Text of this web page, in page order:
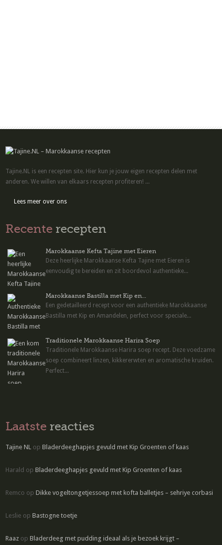
Tajine.NL is een recepten site. Hier kun je jouw eigen recepten delen met
anderen. We willen van elkaars recepten profiteren! ...
Lees meer over ons
Recente recepten
Marokkaanse Kefta Tajine met Eieren
Deze heerlijke Marokkaanse Kefta Tajine met Eieren is
eenvoudig te bereiden en zit boordevol authentieke...
Marokkaanse Bastilla met Kip en...
Een gedetailleerd recept voor een authentieke Marokkaanse
Bastilla met Kip en Amandelen, perfect voor speciale...
Traditionele Marokkaanse Harira Soep
Traditionele Marokkaanse Harira soep recept. Deze voedzame
soep combineert linzen, kikkererwten en aromatische kruiden.
Perfect...
Laatste reacties
Tajine NL opBladerdeeghapjes gevuld met Kip Groenten of kaas
Harald opBladerdeeghapjes gevuld met Kip Groenten of kaas
Remco opDikke vogeltongetjessoep met kofta balletjes – sehriye corbasi
Leslie opBastogne toetje
Raaz opBladerdeeg met pudding ideaal als je bezoek krijgt –